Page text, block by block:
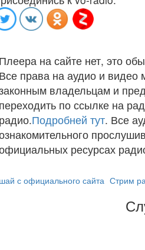
Плеера на сайте нет, это
Все права на аудио и
владельцам и
переходить по ссылке на
радио.Подробней тут. Все
ресурсах
с официального сайта Стрим